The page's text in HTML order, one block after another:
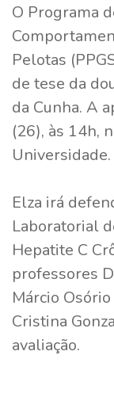
O Programa
Pelotas
de tese da
da Cunha. A
(26), às 14h,
Universidade.
Elza irá
Laboratorial
Hepatite C
professores
Márcio
Cristina
avaliação.